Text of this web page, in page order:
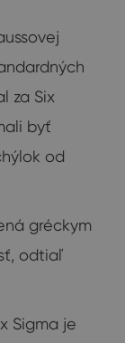
za Six
byť
od
gréckym
odtiaľ
Sigma je